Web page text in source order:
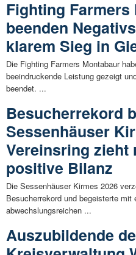
Fighting Farmers
beenden
klarem Sieg in
Die Fighting Farmers Montabaur
beeindruckende Leistung gezeigt
beendet. ...
Besucherrekord
Sessenhäuser
Vereinsring zieht
positive Bilanz
Die Sessenhäuser Kirmes 2026
Besucherrekord und begeisterte mit
abwechslungsreichen ...
Auszubildende